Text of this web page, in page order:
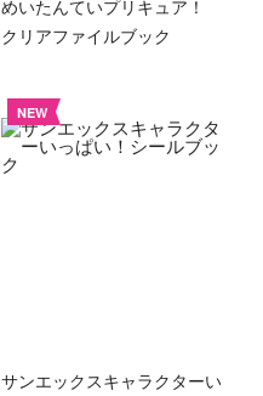
めいたんていプリキュア！
クリアファイルブック
NEW
サンエックスキャラクターい